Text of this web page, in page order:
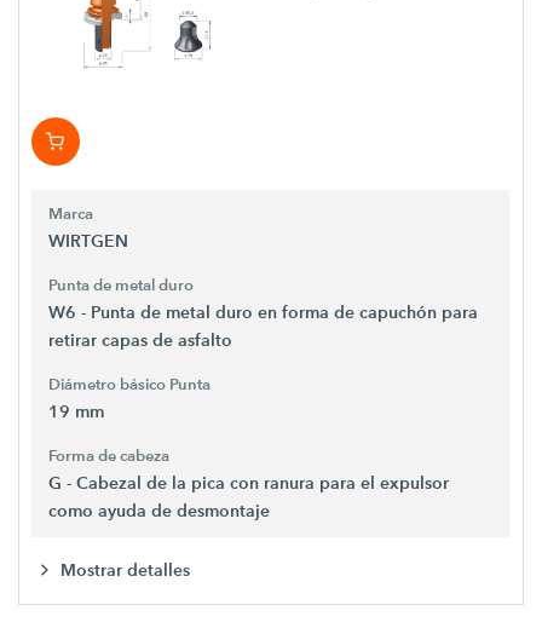
Marca
WIRTGEN
Punta de metal duro
W6 - Punta de metal duro en forma de capuchón para
retirar capas de asfalto
Diámetro básico Punta
19 mm
Forma de cabeza
G - Cabezal de la pica con ranura para el expulsor
como ayuda de desmontaje
Mostrar detalles